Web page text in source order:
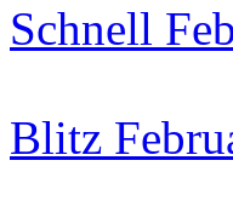
Schnell
Blitz